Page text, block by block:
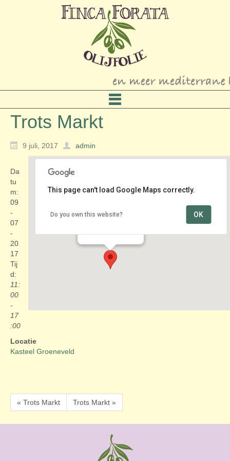
Trots Markt
9 juli, 2017 admin
Kasteel Groeneveld
This page can't load Google Maps correctly.
Do you own this website? OK
Da
tu
m:
09
-
07
-
20
17
Tij
d:
11:
00
-
17
:00
Locatie
Kasteel Groeneveld
« Trots Markt Trots Markt »